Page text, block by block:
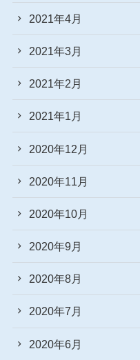
2021年4月
2021年3月
2021年2月
2021年1月
2020年12月
2020年11月
2020年10月
2020年9月
2020年8月
2020年7月
2020年6月